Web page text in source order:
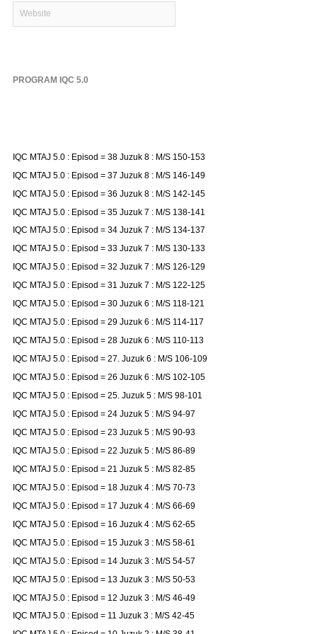
PROGRAM IQC 5.0
IQC MTAJ 5.0 : Episod = 38 Juzuk 8 : M/S 150-153
IQC MTAJ 5.0 : Episod = 37 Juzuk 8 : M/S 146-149
IQC MTAJ 5.0 : Episod = 36 Juzuk 8 : M/S 142-145
IQC MTAJ 5.0 : Episod = 35 Juzuk 7 : M/S 138-141
IQC MTAJ 5.0 : Episod = 34 Juzuk 7 : M/S 134-137
IQC MTAJ 5.0 : Episod = 33 Juzuk 7 : M/S 130-133
IQC MTAJ 5.0 : Episod = 32 Juzuk 7 : M/S 126-129
IQC MTAJ 5.0 : Episod = 31 Juzuk 7 : M/S 122-125
IQC MTAJ 5.0 : Episod = 30 Juzuk 6 : M/S 118-121
IQC MTAJ 5.0 : Episod = 29 Juzuk 6 : M/S 114-117
IQC MTAJ 5.0 : Episod = 28 Juzuk 6 : M/S 110-113
IQC MTAJ 5.0 : Episod = 27. Juzuk 6 : M/S 106-109
IQC MTAJ 5.0 : Episod = 26 Juzuk 6 : M/S 102-105
IQC MTAJ 5.0 : Episod = 25. Juzuk 5 : M/S 98-101
IQC MTAJ 5.0 : Episod = 24 Juzuk 5 : M/S 94-97
IQC MTAJ 5.0 : Episod = 23 Juzuk 5 : M/S 90-93
IQC MTAJ 5.0 : Episod = 22 Juzuk 5 : M/S 86-89
IQC MTAJ 5.0 : Episod = 21 Juzuk 5 : M/S 82-85
IQC MTAJ 5.0 : Episod = 18 Juzuk 4 : M/S 70-73
IQC MTAJ 5.0 : Episod = 17 Juzuk 4 : M/S 66-69
IQC MTAJ 5.0 : Episod = 16 Juzuk 4 : M/S 62-65
IQC MTAJ 5.0 : Episod = 15 Juzuk 3 : M/S 58-61
IQC MTAJ 5.0 : Episod = 14 Juzuk 3 : M/S 54-57
IQC MTAJ 5.0 : Episod = 13 Juzuk 3 : M/S 50-53
IQC MTAJ 5.0 : Episod = 12 Juzuk 3 : M/S 46-49
IQC MTAJ 5.0 : Episod = 11 Juzuk 3 : M/S 42-45